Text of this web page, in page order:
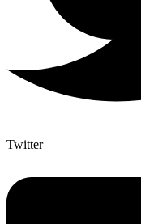
Twitter